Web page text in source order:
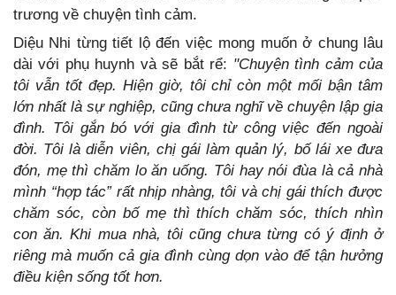
trương về chuyện tình cảm.
Diệu Nhi từng tiết lộ đến việc mong muốn ở chung lâu
dài với phụ huynh và sẽ bắt rể: "Chuyện tình cảm của
tôi vẫn tốt đẹp. Hiện giờ, tôi chỉ còn một mối bận tâm
lớn nhất là sự nghiệp, cũng chưa nghĩ về chuyện lập gia
đình. Tôi gắn bó với gia đình từ công việc đến ngoài
đời. Tôi là diễn viên, chị gái làm quản lý, bố lái xe đưa
đón, mẹ thì chăm lo ăn uống. Tôi hay nói đùa là cả nhà
mình “hợp tác” rất nhịp nhàng, tôi và chị gái thích được
chăm sóc, còn bố mẹ thì thích chăm sóc, thích nhìn
con ăn. Khi mua nhà, tôi cũng chưa từng có ý định ở
riêng mà muốn cả gia đình cùng dọn vào để tận hưởng
điều kiện sống tốt hơn.